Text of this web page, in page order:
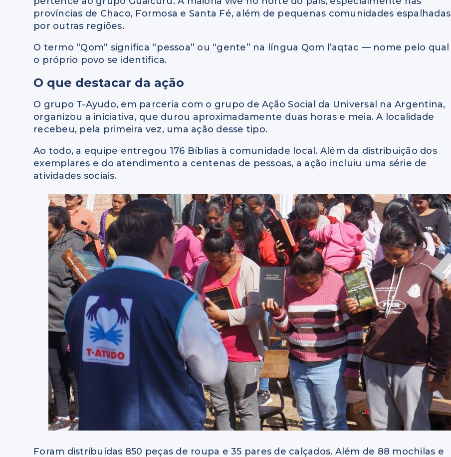
províncias de Chaco, Formosa e Santa Fé, além de pequenas comunidades espalhadas
por outras regiões.
O termo “Qom” significa “pessoa” ou “gente” na língua Qom l’aqtac — nome pelo qual
o próprio povo se identifica.
O que destacar da ação
O grupo T-Ayudo, em parceria com o grupo de Ação Social da Universal na Argentina,
organizou a iniciativa, que durou aproximadamente duas horas e meia. A localidade
recebeu, pela primeira vez, uma ação desse tipo.
Ao todo, a equipe entregou 176 Bíblias à comunidade local. Além da distribuição dos
exemplares e do atendimento a centenas de pessoas, a ação incluiu uma série de
atividades sociais.
Foram distribuídas 850 peças de roupa e 35 pares de calçados. Além de 88 mochilas e